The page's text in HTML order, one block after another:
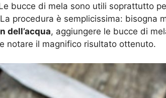
bucce di mela sono utili soprattutto
procedura è semplicissima: bisogna
dell’acqua, aggiungere le bucce di
notare il magnifico risultato ottenuto.